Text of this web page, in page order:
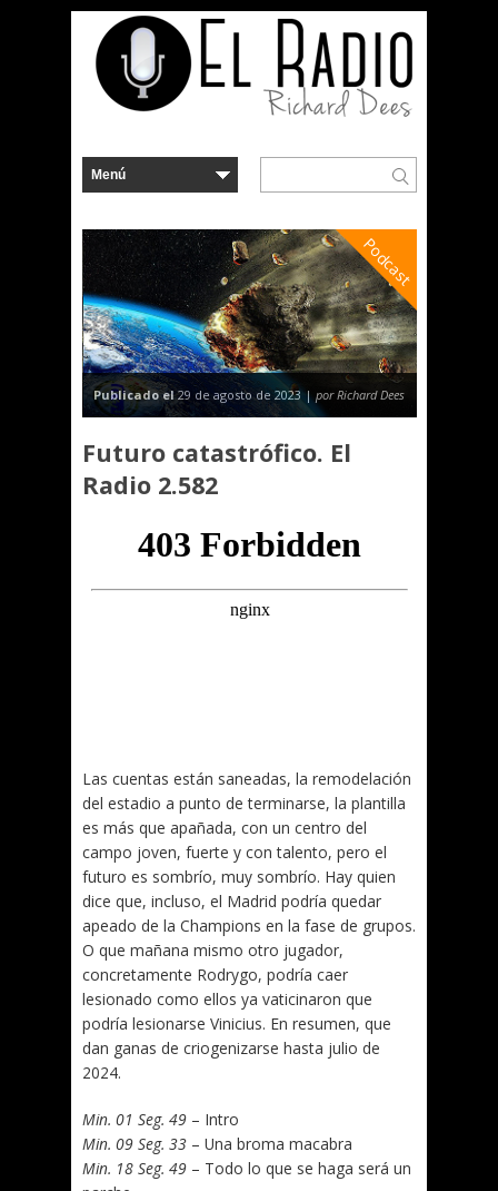
Podcast
Publicado el29 de agosto de 2023 | por Richard Dees
Futuro catastrófico. El
Radio 2.582
Las cuentas están saneadas, la remodelación
del estadio a punto de terminarse, la plantilla
es más que apañada, con un centro del
campo joven, fuerte y con talento, pero el
futuro es sombrío, muy sombrío. Hay quien
dice que, incluso, el Madrid podría quedar
apeado de la Champions en la fase de grupos.
O que mañana mismo otro jugador,
concretamente Rodrygo, podría caer
lesionado como ellos ya vaticinaron que
podría lesionarse Vinicius. En resumen, que
dan ganas de criogenizarse hasta julio de
2024.
Min. 01 Seg. 49 – Intro
Min. 09 Seg. 33 – Una broma macabra
Min. 18 Seg. 49 – Todo lo que se haga será un